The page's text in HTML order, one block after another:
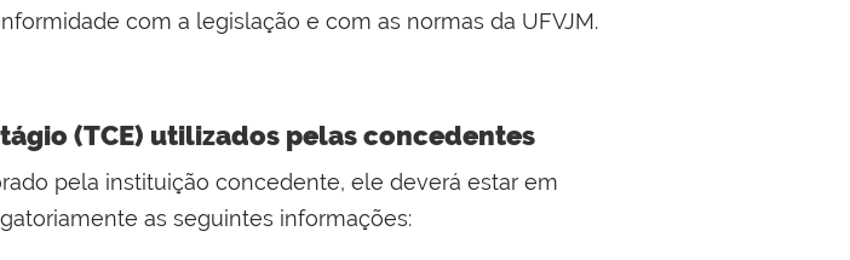
com a legislação e com as normas da UFVJM.
(TCE) utilizados pelas concedentes
pela instituição concedente, ele deverá estar em
as seguintes informações: